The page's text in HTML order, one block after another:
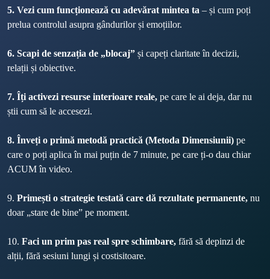
5. Vezi cum funcționează cu adevărat mintea ta – și cum poți
prelua controlul asupra gândurilor și emoțiilor.
6. Scapi de senzația de „blocaj” și capeți claritate în decizii,
relații și obiective.
7. Îți activezi resurse interioare reale, pe care le ai deja, dar nu
știi cum să le accesezi.
8. Înveți o primă metodă practică (Metoda Dimensiunii) pe
care o poți aplica în mai puțin de 7 minute, pe care ți-o dau chiar
ACUM în video.
9. Primești o strategie testată care dă rezultate permanente, nu
doar „stare de bine” pe moment.
10. Faci un prim pas real spre schimbare, fără să depinzi de
alții, fără sesiuni lungi și costisitoare.